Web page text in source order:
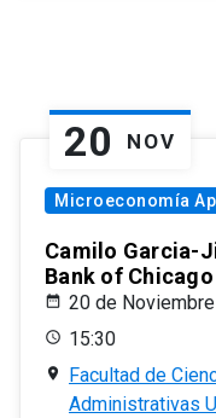
20 NOV
Microeconomía
Camilo Garcia-
Bank of Chicago
20 de
15:30
Facultad de
Administrativas